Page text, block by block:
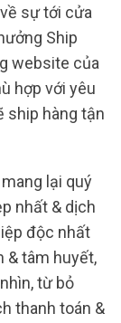
sự tới cửa
Ship
website của
hợp với yêu
ship hàng tận
lại quý
nhất & dịch
độc nhất
& tâm huyết,
từ bỏ
thanh toán &